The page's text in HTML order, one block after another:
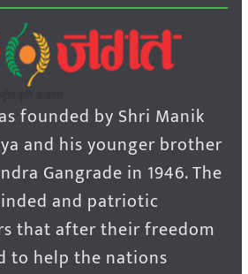
founded by Shri Manik
and his younger brother
Gangrade in 1946. The
and patriotic
that after their freedom
to help the nations